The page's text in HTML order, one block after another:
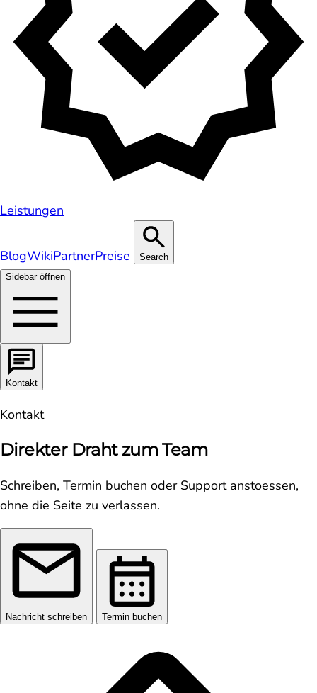
Leistungen
BlogWikiPartnerPreise
Search
Sidebar öffnen
Kontakt
Kontakt
Direkter Draht zum Team
Schreiben, Termin buchen oder Support anstoessen,
ohne die Seite zu verlassen.
Nachricht schreiben Termin buchen